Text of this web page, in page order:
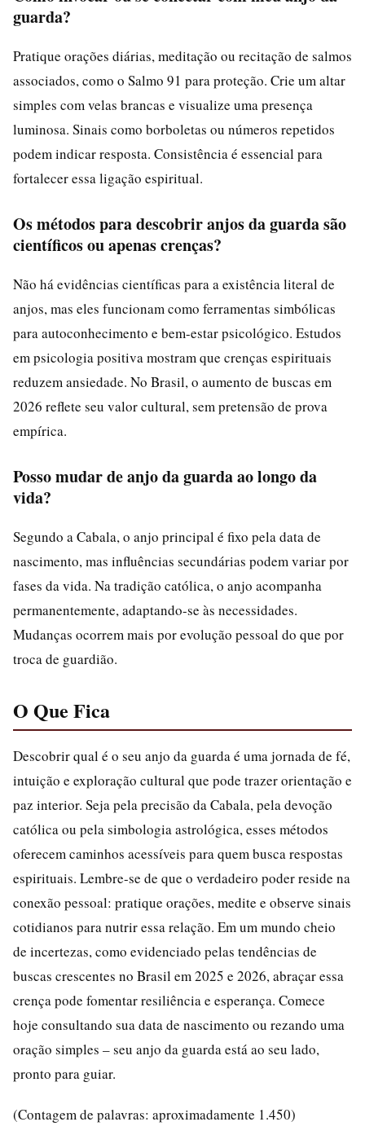
guarda?
Pratique orações diárias, meditação ou recitação de salmos
associados, como o Salmo 91 para proteção. Crie um altar
simples com velas brancas e visualize uma presença
luminosa. Sinais como borboletas ou números repetidos
podem indicar resposta. Consistência é essencial para
fortalecer essa ligação espiritual.
Os métodos para descobrir anjos da guarda são
científicos ou apenas crenças?
Não há evidências científicas para a existência literal de
anjos, mas eles funcionam como ferramentas simbólicas
para autoconhecimento e bem-estar psicológico. Estudos
em psicologia positiva mostram que crenças espirituais
reduzem ansiedade. No Brasil, o aumento de buscas em
2026 reflete seu valor cultural, sem pretensão de prova
empírica.
Posso mudar de anjo da guarda ao longo da
vida?
Segundo a Cabala, o anjo principal é fixo pela data de
nascimento, mas influências secundárias podem variar por
fases da vida. Na tradição católica, o anjo acompanha
permanentemente, adaptando-se às necessidades.
Mudanças ocorrem mais por evolução pessoal do que por
troca de guardião.
O Que Fica
Descobrir qual é o seu anjo da guarda é uma jornada de fé,
intuição e exploração cultural que pode trazer orientação e
paz interior. Seja pela precisão da Cabala, pela devoção
católica ou pela simbologia astrológica, esses métodos
oferecem caminhos acessíveis para quem busca respostas
espirituais. Lembre-se de que o verdadeiro poder reside na
conexão pessoal: pratique orações, medite e observe sinais
cotidianos para nutrir essa relação. Em um mundo cheio
de incertezas, como evidenciado pelas tendências de
buscas crescentes no Brasil em 2025 e 2026, abraçar essa
crença pode fomentar resiliência e esperança. Comece
hoje consultando sua data de nascimento ou rezando uma
oração simples – seu anjo da guarda está ao seu lado,
pronto para guiar.
(Contagem de palavras: aproximadamente 1.450)